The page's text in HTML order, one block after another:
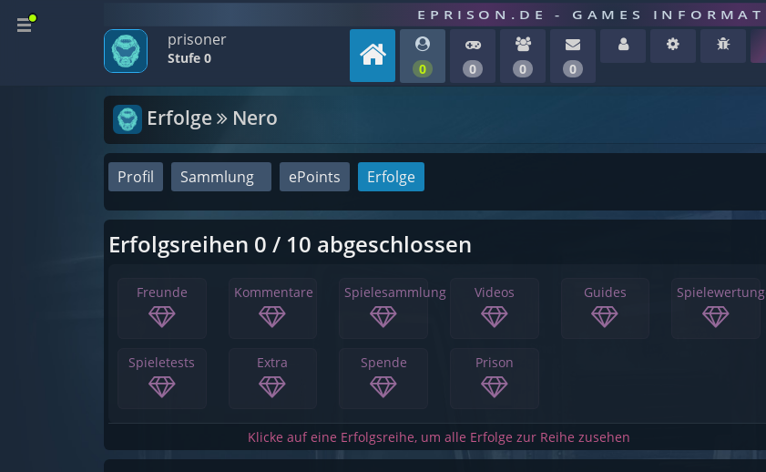
EPRISON.DE - GAMES
prisoner
Stufe 0
0 0 0 0
Erfolge Nero
Profil Sammlung ePoints Erfolge
Erfolgsreihen 0 / 10 abgeschlossen
Freunde Kommentare Spielesammlung Videos Guides
Spieletests Extra Spende Prison
Klicke auf eine Erfolgsreihe, um alle Erfolge zur Reihe zusehen